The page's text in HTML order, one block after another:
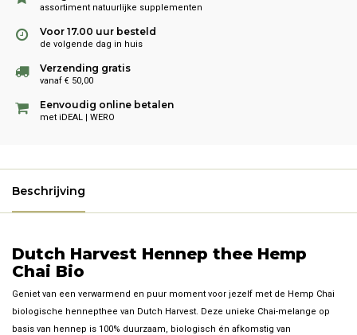
assortiment natuurlijke supplementen
Voor 17.00 uur besteld
de volgende dag in huis
Verzending gratis
vanaf € 50,00
Eenvoudig online betalen
met iDEAL | WERO
Beschrijving
Dutch Harvest Hennep thee Hemp
Chai Bio
Geniet van een verwarmend en puur moment voor jezelf met de Hemp Chai
biologische hennepthee van Dutch Harvest. Deze unieke Chai-melange op
basis van hennep is 100% duurzaam, biologisch én afkomstig van